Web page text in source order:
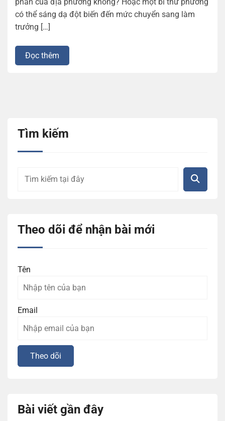
có thể sáng dạ đột biến đến mức chuyển sang làm
trưởng […]
Đọc thêm
Tìm kiếm
Theo dõi để nhận bài mới
Tên
Email
Bài viết gần đây